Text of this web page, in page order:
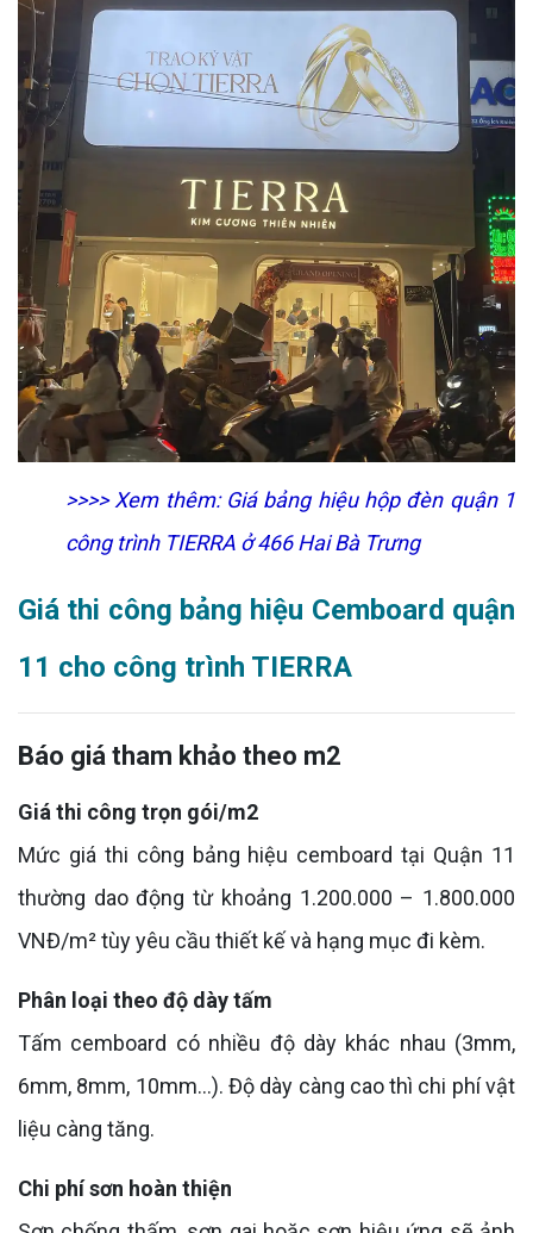
>>>> Xem thêm: Giá bảng hiệu hộp đèn quận 1
công trình TIERRA ở 466 Hai Bà Trưng
Giá thi công bảng hiệu Cemboard quận
11 cho công trình TIERRA
Báo giá tham khảo theo m2
Giá thi công trọn gói/m2
Mức giá thi công bảng hiệu cemboard tại Quận 11
thường dao động từ khoảng 1.200.000 – 1.800.000
VNĐ/m² tùy yêu cầu thiết kế và hạng mục đi kèm.
Phân loại theo độ dày tấm
Tấm cemboard có nhiều độ dày khác nhau (3mm,
6mm, 8mm, 10mm…). Độ dày càng cao thì chi phí vật
liệu càng tăng.
Chi phí sơn hoàn thiện